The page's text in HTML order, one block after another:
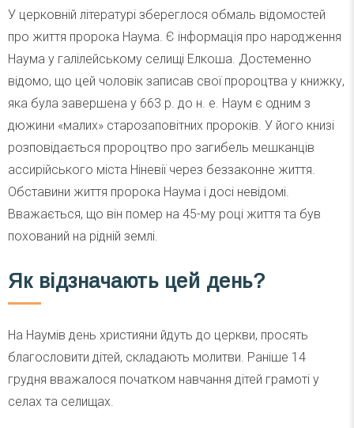
У церковній літературі збереглося обмаль відомостей
про життя пророка Наума. Є інформація про народження
Наума у галілейському селищі Елкоша. Достеменно
відомо, що цей чоловік записав свої пророцтва у книжку,
яка була завершена у 663 р. до н. е. Наум є одним з
дюжини «малих» старозаповітних пророків. У його книзі
розповідається пророцтво про загибель мешканців
ассирійського міста Ніневії через беззаконне життя.
Обставини життя пророка Наума і досі невідомі.
Вважається, що він помер на 45-му році життя та був
похований на рідній землі.
Як відзначають цей день?
На Наумів день християни йдуть до церкви, просять
благословити дітей, складають молитви. Раніше 14
грудня вважалося початком навчання дітей грамоті у
селах та селищах.